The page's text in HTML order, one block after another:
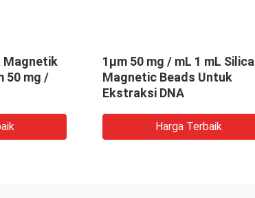
Magnetik
50 mg /
1μm 50 mg / mL 1 mL Silica
Magnetic Beads Untuk
Ekstraksi DNA
Harga Terbaik